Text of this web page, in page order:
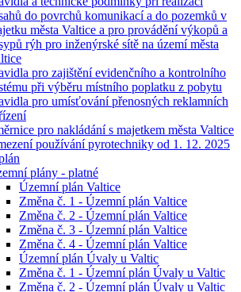
do povrchů komunikací a do pozemků v
města Valtice a pro provádění výkopů a
rýh pro inženýrské sítě na území města
pro zajištění evidenčního a kontrolního
při výběru místního poplatku z pobytu
pro umísťování přenosných reklamních
pro nakládání s majetkem města Valtice
používání pyrotechniky od 1. 12. 2025
plány - platné
Územní plán Valtice
Změna č. 1 - Územní plán Valtice
Změna č. 2 - Územní plán Valtice
Změna č. 3 - Územní plán Valtice
Změna č. 4 - Územní plán Valtice
Územní plán Úvaly u Valtic
Změna č. 1 - Územní plán Úvaly u Valtic
Změna č. 2 - Územní plán Úvaly u Valtic